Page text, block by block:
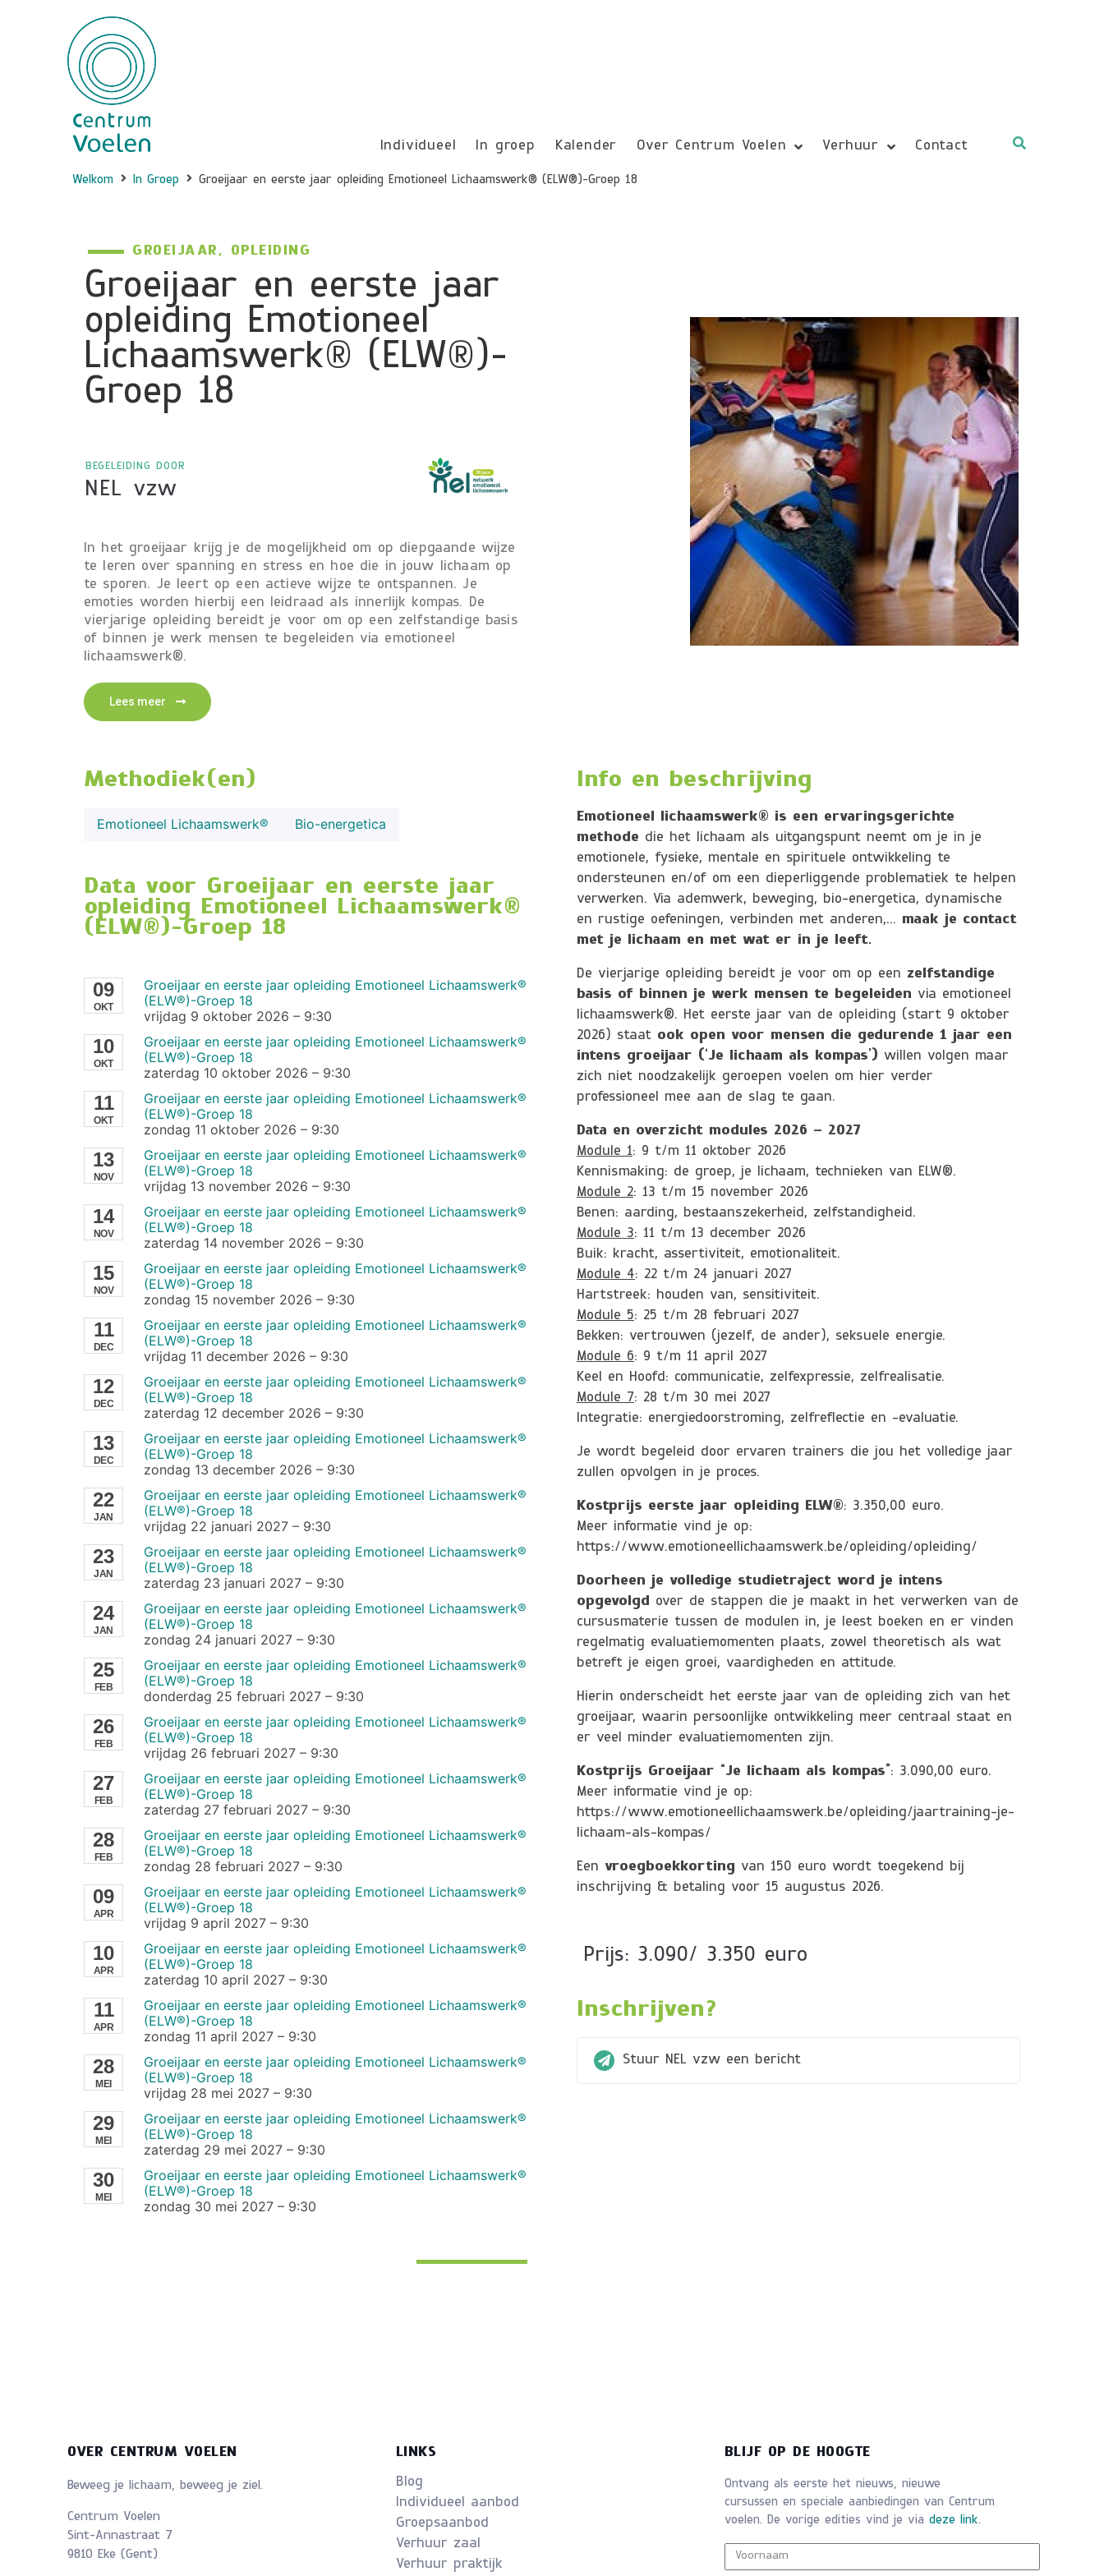
Individueel In groep Kalender Over Centrum Voelen Verhuur Contact
Welkom In Groep Groeijaar en eerste jaar opleiding Emotioneel Lichaamswerk® (ELW®)-Groep 18
GROEIJAAR, OPLEIDING
Groeijaar en eerste jaar
opleiding Emotioneel
Lichaamswerk® (ELW®)-
Groep 18
BEGELEIDING DOOR
NEL vzw
In het groeijaar krijg je de mogelijkheid om op diepgaande wijze
te leren over spanning en stress en hoe die in jouw lichaam op
te sporen. Je leert op een actieve wijze te ontspannen. Je
emoties worden hierbij een leidraad als innerlijk kompas. De
vierjarige opleiding bereidt je voor om op een zelfstandige basis
of binnen je werk mensen te begeleiden via emotioneel
lichaamswerk®.
Lees meer
Methodiek(en)
Emotioneel Lichaamswerk® Bio-energetica
Data voor Groeijaar en eerste jaar
opleiding Emotioneel Lichaamswerk®
(ELW®)-Groep 18
09
OKT
Groeijaar en eerste jaar opleiding Emotioneel Lichaamswerk®
(ELW®)-Groep 18
vrijdag 9 oktober 2026 – 9:30
10
OKT
Groeijaar en eerste jaar opleiding Emotioneel Lichaamswerk®
(ELW®)-Groep 18
zaterdag 10 oktober 2026 – 9:30
11
OKT
Groeijaar en eerste jaar opleiding Emotioneel Lichaamswerk®
(ELW®)-Groep 18
zondag 11 oktober 2026 – 9:30
13
NOV
Groeijaar en eerste jaar opleiding Emotioneel Lichaamswerk®
(ELW®)-Groep 18
vrijdag 13 november 2026 – 9:30
14
NOV
Groeijaar en eerste jaar opleiding Emotioneel Lichaamswerk®
(ELW®)-Groep 18
zaterdag 14 november 2026 – 9:30
15
NOV
Groeijaar en eerste jaar opleiding Emotioneel Lichaamswerk®
(ELW®)-Groep 18
zondag 15 november 2026 – 9:30
11
DEC
Groeijaar en eerste jaar opleiding Emotioneel Lichaamswerk®
(ELW®)-Groep 18
vrijdag 11 december 2026 – 9:30
12
DEC
Groeijaar en eerste jaar opleiding Emotioneel Lichaamswerk®
(ELW®)-Groep 18
zaterdag 12 december 2026 – 9:30
13
DEC
Groeijaar en eerste jaar opleiding Emotioneel Lichaamswerk®
(ELW®)-Groep 18
zondag 13 december 2026 – 9:30
22
JAN
Groeijaar en eerste jaar opleiding Emotioneel Lichaamswerk®
(ELW®)-Groep 18
vrijdag 22 januari 2027 – 9:30
23
JAN
Groeijaar en eerste jaar opleiding Emotioneel Lichaamswerk®
(ELW®)-Groep 18
zaterdag 23 januari 2027 – 9:30
24
JAN
Groeijaar en eerste jaar opleiding Emotioneel Lichaamswerk®
(ELW®)-Groep 18
zondag 24 januari 2027 – 9:30
25
FEB
Groeijaar en eerste jaar opleiding Emotioneel Lichaamswerk®
(ELW®)-Groep 18
donderdag 25 februari 2027 – 9:30
26
FEB
Groeijaar en eerste jaar opleiding Emotioneel Lichaamswerk®
(ELW®)-Groep 18
vrijdag 26 februari 2027 – 9:30
27
FEB
Groeijaar en eerste jaar opleiding Emotioneel Lichaamswerk®
(ELW®)-Groep 18
zaterdag 27 februari 2027 – 9:30
28
FEB
Groeijaar en eerste jaar opleiding Emotioneel Lichaamswerk®
(ELW®)-Groep 18
zondag 28 februari 2027 – 9:30
09
APR
Groeijaar en eerste jaar opleiding Emotioneel Lichaamswerk®
(ELW®)-Groep 18
vrijdag 9 april 2027 – 9:30
10
APR
Groeijaar en eerste jaar opleiding Emotioneel Lichaamswerk®
(ELW®)-Groep 18
zaterdag 10 april 2027 – 9:30
11
APR
Groeijaar en eerste jaar opleiding Emotioneel Lichaamswerk®
(ELW®)-Groep 18
zondag 11 april 2027 – 9:30
28
MEI
Groeijaar en eerste jaar opleiding Emotioneel Lichaamswerk®
(ELW®)-Groep 18
vrijdag 28 mei 2027 – 9:30
29
MEI
Groeijaar en eerste jaar opleiding Emotioneel Lichaamswerk®
(ELW®)-Groep 18
zaterdag 29 mei 2027 – 9:30
30
MEI
Groeijaar en eerste jaar opleiding Emotioneel Lichaamswerk®
(ELW®)-Groep 18
zondag 30 mei 2027 – 9:30
Info en beschrijving
Emotioneel lichaamswerk® is een ervaringsgerichte
methode die het lichaam als uitgangspunt neemt om je in je
emotionele, fysieke, mentale en spirituele ontwikkeling te
ondersteunen en/of om een dieperliggende problematiek te helpen
verwerken. Via ademwerk, beweging, bio-energetica, dynamische
en rustige oefeningen, verbinden met anderen,… maak je contact
met je lichaam en met wat er in je leeft.
De vierjarige opleiding bereidt je voor om op een zelfstandige
basis of binnen je werk mensen te begeleiden via emotioneel
lichaamswerk®. Het eerste jaar van de opleiding (start 9 oktober
2026) staat ook open voor mensen die gedurende 1 jaar een
intens groeijaar (‘Je lichaam als kompas’) willen volgen maar
zich niet noodzakelijk geroepen voelen om hier verder
professioneel mee aan de slag te gaan.
Data en overzicht modules 2026 – 2027
Module 1: 9 t/m 11 oktober 2026
Kennismaking: de groep, je lichaam, technieken van ELW®.
Module 2: 13 t/m 15 november 2026
Benen: aarding, bestaanszekerheid, zelfstandigheid.
Module 3: 11 t/m 13 december 2026
Buik: kracht, assertiviteit, emotionaliteit.
Module 4: 22 t/m 24 januari 2027
Hartstreek: houden van, sensitiviteit.
Module 5: 25 t/m 28 februari 2027
Bekken: vertrouwen (jezelf, de ander), seksuele energie.
Module 6: 9 t/m 11 april 2027
Keel en Hoofd: communicatie, zelfexpressie, zelfrealisatie.
Module 7: 28 t/m 30 mei 2027
Integratie: energiedoorstroming, zelfreflectie en -evaluatie.
Je wordt begeleid door ervaren trainers die jou het volledige jaar
zullen opvolgen in je proces.
Kostprijs eerste jaar opleiding ELW®: 3.350,00 euro.
Meer informatie vind je op:
https://www.emotioneellichaamswerk.be/opleiding/opleiding/
Doorheen je volledige studietraject word je intens
opgevolgd
over de stappen die je maakt in het verwerken van de
cursusmaterie tussen de modulen in, je leest boeken en er vinden
regelmatig evaluatiemomenten plaats, zowel theoretisch als wat
betreft je eigen groei, vaardigheden en attitude.
Hierin onderscheidt het eerste jaar van de opleiding zich van het
groeijaar, waarin persoonlijke ontwikkeling meer centraal staat en
er veel minder evaluatiemomenten zijn.
Kostprijs Groeijaar “Je lichaam als kompas” : 3.090,00 euro.
Meer informatie vind je op:
https://www.emotioneellichaamswerk.be/opleiding/jaartraining-je-
lichaam-als-kompas/
Een vroegboekkorting van 150 euro wordt toegekend bij
inschrijving & betaling voor 15 augustus 2026.
Prijs: 3.090/ 3.350 euro
Inschrijven?
Stuur NEL vzw een bericht
OVER CENTRUM VOELEN
Beweeg je lichaam, beweeg je ziel.
Centrum Voelen
Sint-Annastraat 7
9810 Eke (Gent)
LINKS
Blog
Individueel aanbod
Groepsaanbod
Verhuur zaal
Verhuur praktijk
BLIJF OP DE HOOGTE
Ontvang als eerste het nieuws, nieuwe
cursussen en speciale aanbiedingen van Centrum
voelen. De vorige edities vind je via deze link.